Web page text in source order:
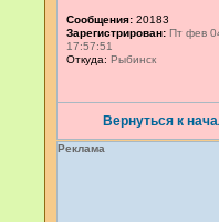
Сообщения: 20183
Зарегистрирован: Пт фев
17:57:51
Откуда: Рыбинск
Вернуться к
Реклама